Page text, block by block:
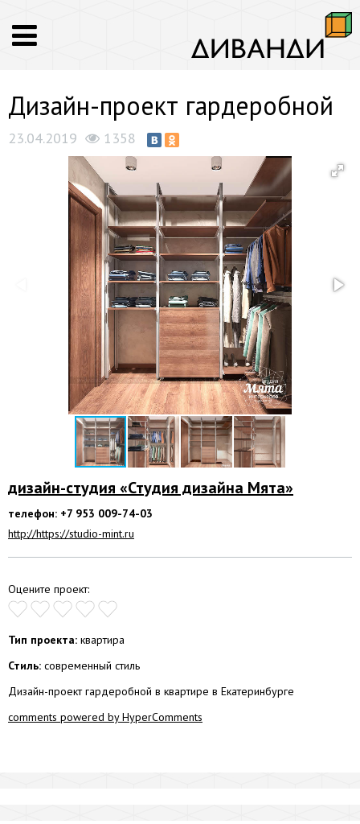
Дизайн-проект гардеробной
23.04.2019 1358
дизайн-студия «Студия дизайна Мята»
телефон: +7 953 009-74-03
http://https://studio-mint.ru
Оцените проект:
Тип проекта: квартира
Стиль: современный стиль
Дизайн-проект гардеробной в квартире в Екатеринбурге
comments powered by HyperComments